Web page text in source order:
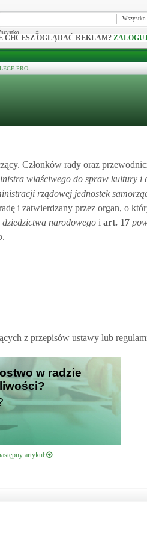
Wszystko
CHCESZ OGLĄDAĆ REKLAM?
PRO
Członków rady oraz
właściwego do spraw kultury i
rządowej jednostek
i zatwierdzany przez organ, o
narodowego i art. 17
.
z przepisów ustawy lub
w radzie
artykuł